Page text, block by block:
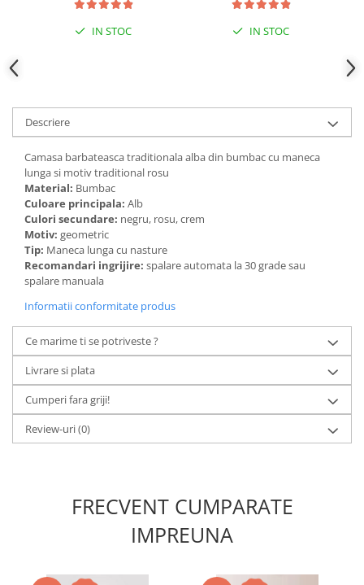
IN STOC IN STOC
Descriere
Camasa barbateasca traditionala alba din bumbac cu maneca
lunga si motiv traditional rosu
Material: Bumbac
Culoare principala: Alb
Culori secundare: negru, rosu, crem
Motiv: geometric
Tip: Maneca lunga cu nasture
Recomandari ingrijire: spalare automata la 30 grade sau
spalare manuala
Informatii conformitate produs
Ce marime ti se potriveste ?
Livrare si plata
Cumperi fara griji!
Review-uri(0)
FRECVENT CUMPARATE
IMPREUNA